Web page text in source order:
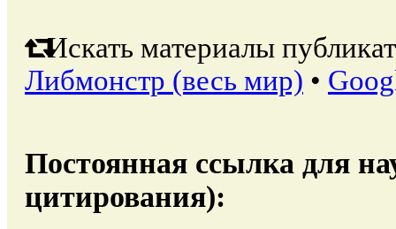
Искать материалы
Либмонстр (весь мир) •
Постоянная ссылка для
цитирования):